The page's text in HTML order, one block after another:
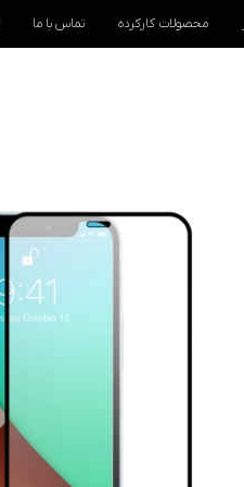
محصولات کارکرده تماس با ما